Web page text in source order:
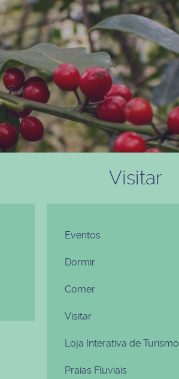
Visitar
Eventos
Dormir
Comer
Visitar
Loja Interativa de Turismo
Praias Fluviais